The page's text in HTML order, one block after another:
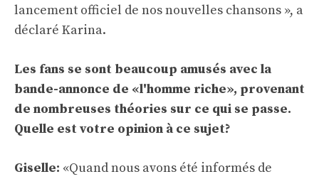
lancement officiel de nos nouvelles chansons », a
déclaré Karina.
Les fans se sont beaucoup amusés avec la
bande-annonce de «l'homme riche», provenant
de nombreuses théories sur ce qui se passe.
Quelle est votre opinion à ce sujet?
Giselle: «Quand nous avons été informés de